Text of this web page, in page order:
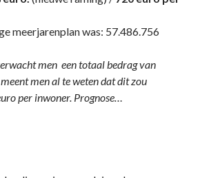
meerjarenplan was: 57.486.756
men een totaal bedrag van
men al te weten dat dit zou
per inwoner. Prognose…